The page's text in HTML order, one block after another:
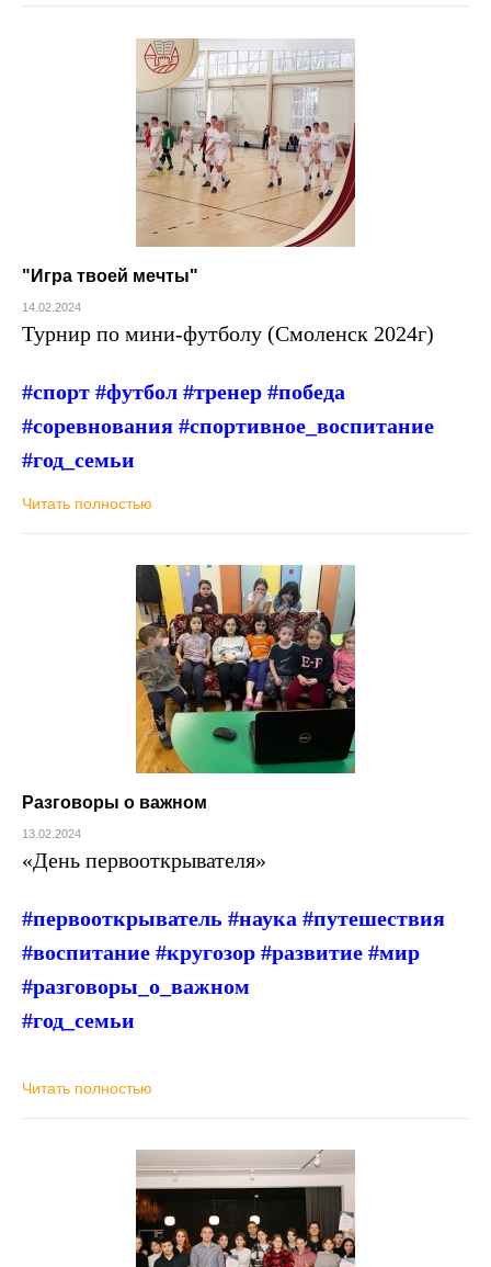
"Игра твоей мечты"
14.02.2024
Турнир по мини-футболу (Смоленск 2024г)
#спорт #футбол #тренер #победа
#соревнования #спортивное_воспитание
#год_семьи
Читать полностью
Разговоры о важном
13.02.2024
«День первооткрывателя»
#первооткрыватель #наука #путешествия
#воспитание #кругозор #развитие #мир
#разговоры_о_важном
#год_семьи
Читать полностью